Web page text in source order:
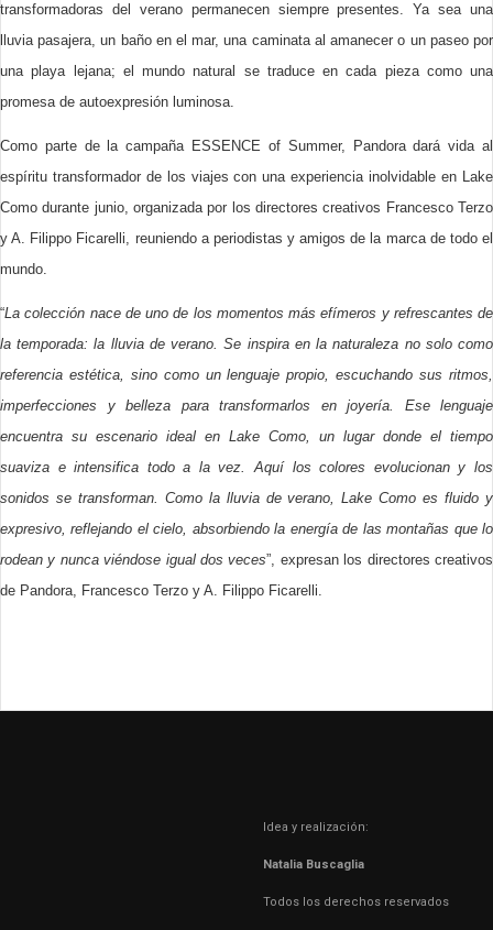
transformadoras del verano permanecen siempre presentes. Ya sea una
lluvia pasajera, un baño en el mar, una caminata al amanecer o un paseo por
una playa lejana; el mundo natural se traduce en cada pieza como una
promesa de autoexpresión luminosa.
Como parte de la campaña ESSENCE of Summer, Pandora dará vida al
espíritu transformador de los viajes con una experiencia inolvidable en Lake
Como durante junio, organizada por los directores creativos Francesco Terzo
y A. Filippo Ficarelli, reuniendo a periodistas y amigos de la marca de todo el
mundo.
“La colección nace de uno de los momentos más efímeros y refrescantes de
la temporada: la lluvia de verano. Se inspira en la naturaleza no solo como
referencia estética, sino como un lenguaje propio, escuchando sus ritmos,
imperfecciones y belleza para transformarlos en joyería. Ese lenguaje
encuentra su escenario ideal en Lake Como, un lugar donde el tiempo
suaviza e intensifica todo a la vez. Aquí los colores evolucionan y los
sonidos se transforman. Como la lluvia de verano, Lake Como es fluido y
expresivo, reflejando el cielo, absorbiendo la energía de las montañas que lo
rodean y nunca viéndose igual dos veces”, expresan los directores creativos
de Pandora, Francesco Terzo y A. Filippo Ficarelli.
Idea y realización:
Natalia Buscaglia
Todos los derechos reservados